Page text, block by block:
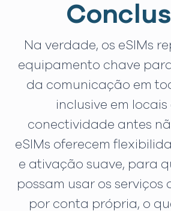
Na verdade, os eSIMs
equipamento chave
da comunicação em
inclusive em locais
conectividade antes
eSIMs oferecem
e ativação suave, para
possam usar os serviços
por conta própria, o